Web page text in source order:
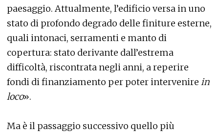
paesaggio. Attualmente, l’edificio versa in uno
stato di profondo degrado delle finiture esterne,
quali intonaci, serramenti e manto di
copertura: stato derivante dall’estrema
difficoltà, riscontrata negli anni, a reperire
fondi di finanziamento per poter intervenire in
loco».
Ma è il passaggio successivo quello più